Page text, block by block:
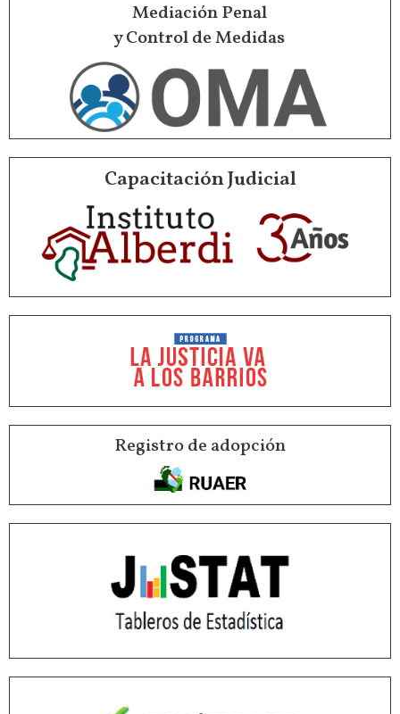
Mediación Penal
y Control de Medidas
Capacitación Judicial
Registro de adopción